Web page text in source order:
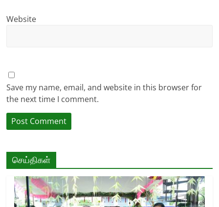
Website
Save my name, email, and website in this browser for
the next time I comment.
செய்திகள்